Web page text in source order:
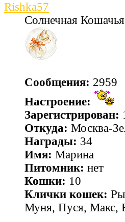
Rishka57
Солнечная
Сообщения: 2959
Настроение:
Зарегистрирован:
Откуда: Москва-
Награды: 34
Имя: Марина
Питомник: нет
Кошки: 10
Клички кошек:
Муня, Пуся, Макс,